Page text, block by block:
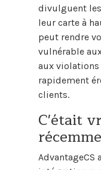
divulguent
leur carte à
peut rendre
vulnérable
aux
rapidement
clients.
C'était
AdvantageCS